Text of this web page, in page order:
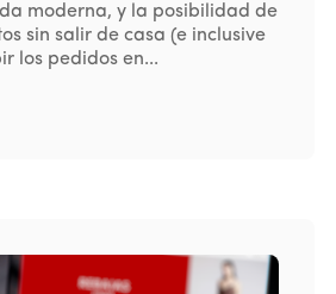
moderna, y la posibilidad de
sin salir de casa (e inclusive
los pedidos en...